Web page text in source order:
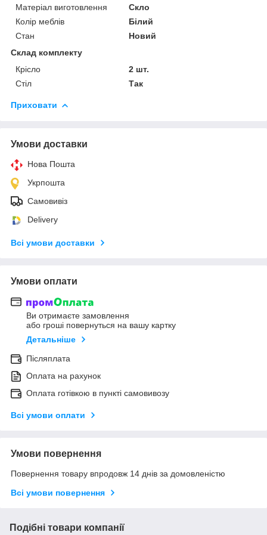
Матеріал виготовлення
Скло
Колір меблів
Білий
Стан
Новий
Склад комплекту
Крісло
2 шт.
Стіл
Так
Приховати
Умови доставки
Нова Пошта
Укрпошта
Самовивіз
Delivery
Всі умови доставки
Умови оплати
Ви отримаєте замовлення
або гроші повернуться на вашу картку
Детальніше
Післяплата
Оплата на рахунок
Оплата готівкою в пункті самовивозу
Всі умови оплати
Умови повернення
Повернення товару впродовж 14 днів за домовленістю
Всі умови повернення
Подібні товари компанії